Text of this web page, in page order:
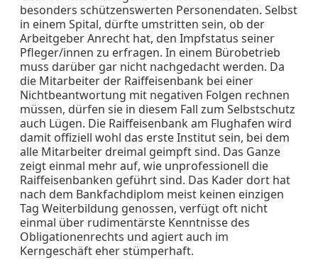
besonders schützenswerten Personendaten. Selbst
in einem Spital, dürfte umstritten sein, ob der
Arbeitgeber Anrecht hat, den Impfstatus seiner
Pfleger/innen zu erfragen. In einem Bürobetrieb
muss darüber gar nicht nachgedacht werden. Da
die Mitarbeiter der Raiffeisenbank bei einer
Nichtbeantwortung mit negativen Folgen rechnen
müssen, dürfen sie in diesem Fall zum Selbstschutz
auch Lügen. Die Raiffeisenbank am Flughafen wird
damit offiziell wohl das erste Institut sein, bei dem
alle Mitarbeiter dreimal geimpft sind. Das Ganze
zeigt einmal mehr auf, wie unprofessionell die
Raiffeisenbanken geführt sind. Das Kader dort hat
nach dem Bankfachdiplom meist keinen einzigen
Tag Weiterbildung genossen, verfügt oft nicht
einmal über rudimentärste Kenntnisse des
Obligationenrechts und agiert auch im
Kerngeschäft eher stümperhaft.